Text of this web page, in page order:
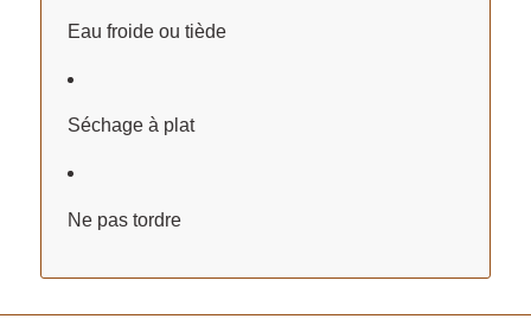
Eau froide ou tiède
Séchage à plat
Ne pas tordre